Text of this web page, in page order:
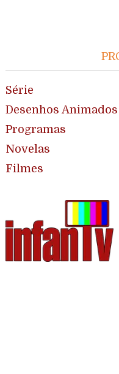
Série
Desenhos Animados
Programas
Novelas
Filmes